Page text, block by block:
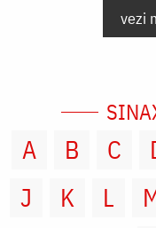
vezi
A B C
J
K L